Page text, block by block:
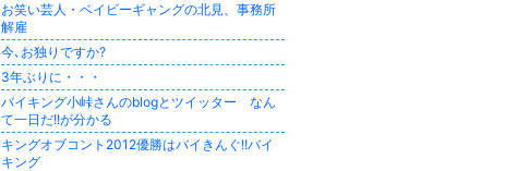
お笑い芸人・ベイビーギャングの北見、事務所
解雇
今､お独りですか?
3年ぶりに・・・
バイキング小峠さんのblogとツイッター なん
て一日だ!!が分かる
キングオブコント2012優勝はバイきんぐ!!バイ
キング